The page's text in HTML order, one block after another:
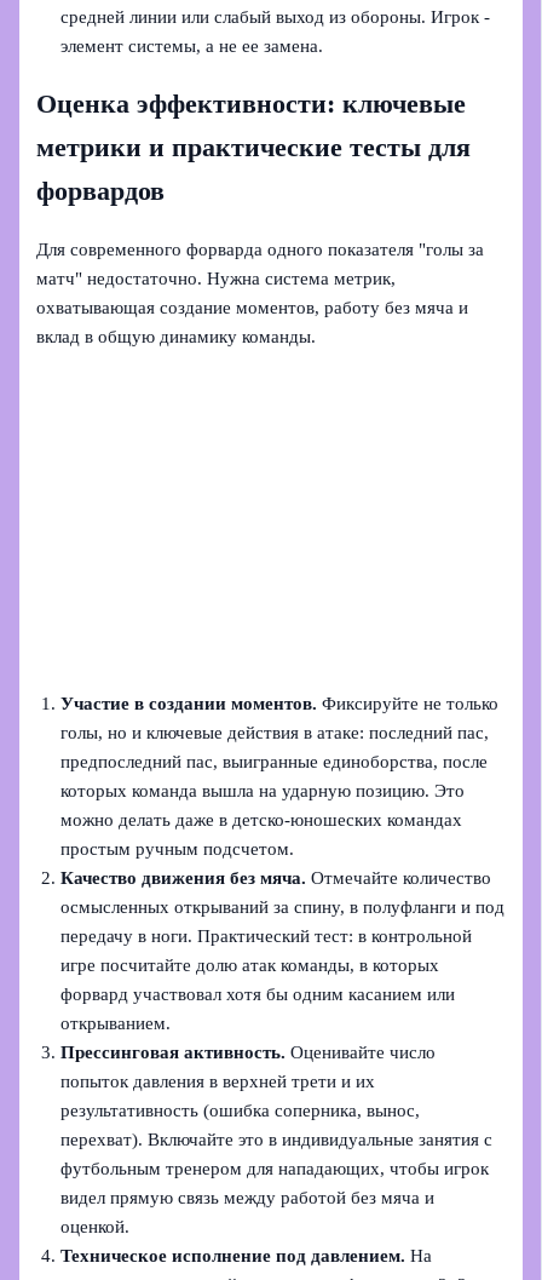
средней линии или слабый выход из обороны. Игрок -
элемент системы, а не ее замена.
Оценка эффективности: ключевые
метрики и практические тесты для
форвардов
Для современного форварда одного показателя "голы за
матч" недостаточно. Нужна система метрик,
охватывающая создание моментов, работу без мяча и
вклад в общую динамику команды.
Участие в создании моментов. Фиксируйте не только
голы, но и ключевые действия в атаке: последний пас,
предпоследний пас, выигранные единоборства, после
которых команда вышла на ударную позицию. Это
можно делать даже в детско‑юношеских командах
простым ручным подсчетом.
Качество движения без мяча. Отмечайте количество
осмысленных открываний за спину, в полуфланги и под
передачу в ноги. Практический тест: в контрольной
игре посчитайте долю атак команды, в которых
форвард участвовал хотя бы одним касанием или
открыванием.
Прессинговая активность. Оценивайте число
попыток давления в верхней трети и их
результативность (ошибка соперника, вынос,
перехват). Включайте это в индивидуальные занятия с
футбольным тренером для нападающих, чтобы игрок
видел прямую связь между работой без мяча и
оценкой.
Техническое исполнение под давлением. На